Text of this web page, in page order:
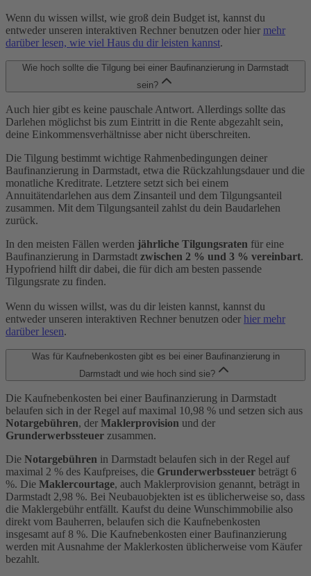
Wenn du wissen willst, wie groß dein Budget ist, kannst du
entweder unseren interaktiven Rechner benutzen oder hier mehr
darüber lesen, wie viel Haus du dir leisten kannst.
Wie hoch sollte die Tilgung bei einer Baufinanzierung in Darmstadt
sein?
Auch hier gibt es keine pauschale Antwort. Allerdings sollte das
Darlehen möglichst bis zum Eintritt in die Rente abgezahlt sein,
deine Einkommensverhältnisse aber nicht überschreiten.
Die Tilgung bestimmt wichtige Rahmenbedingungen deiner
Baufinanzierung in Darmstadt, etwa die Rückzahlungsdauer und die
monatliche Kreditrate. Letztere setzt sich bei einem
Annuitätendarlehen aus dem Zinsanteil und dem Tilgungsanteil
zusammen. Mit dem Tilgungsanteil zahlst du dein Baudarlehen
zurück.
In den meisten Fällen werden jährliche Tilgungsraten für eine
Baufinanzierung in Darmstadt zwischen 2 % und 3 % vereinbart.
Hypofriend hilft dir dabei, die für dich am besten passende
Tilgungsrate zu finden.
Wenn du wissen willst, was du dir leisten kannst, kannst du
entweder unseren interaktiven Rechner benutzen oder hier mehr
darüber lesen.
Was für Kaufnebenkosten gibt es bei einer Baufinanzierung in
Darmstadt und wie hoch sind sie?
Die Kaufnebenkosten bei einer Baufinanzierung in Darmstadt
belaufen sich in der Regel auf maximal 10,98 % und setzen sich aus
Notargebühren, der Maklerprovision und der
Grunderwerbssteuer zusammen.
Die Notargebühren in Darmstadt belaufen sich in der Regel auf
maximal 2 % des Kaufpreises, die Grunderwerbssteuer beträgt 6
%. Die Maklercourtage, auch Maklerprovision genannt, beträgt in
Darmstadt 2,98 %. Bei Neubauobjekten ist es üblicherweise so, dass
die Maklergebühr entfällt. Kaufst du deine Wunschimmobilie also
direkt vom Bauherren, belaufen sich die Kaufnebenkosten
insgesamt auf 8 %. Die Kaufnebenkosten einer Baufinanzierung
werden mit Ausnahme der Maklerkosten üblicherweise vom Käufer
bezahlt.